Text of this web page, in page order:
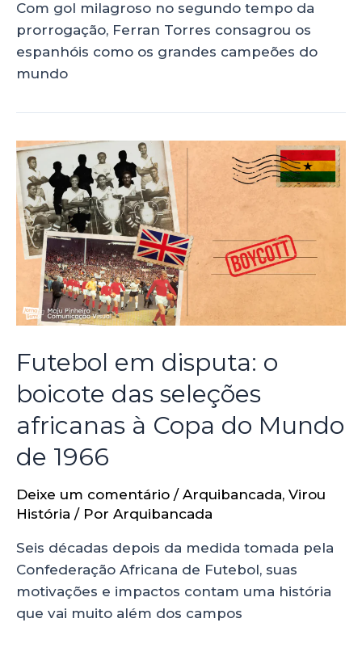
Com gol milagroso no segundo tempo da
prorrogação, Ferran Torres consagrou os
espanhóis como os grandes campeões do
mundo
Futebol em disputa: o
boicote das seleções
africanas à Copa do Mundo
de 1966
Deixe um comentário / Arquibancada, Virou
História / Por Arquibancada
Seis décadas depois da medida tomada pela
Confederação Africana de Futebol, suas
motivações e impactos contam uma história
que vai muito além dos campos